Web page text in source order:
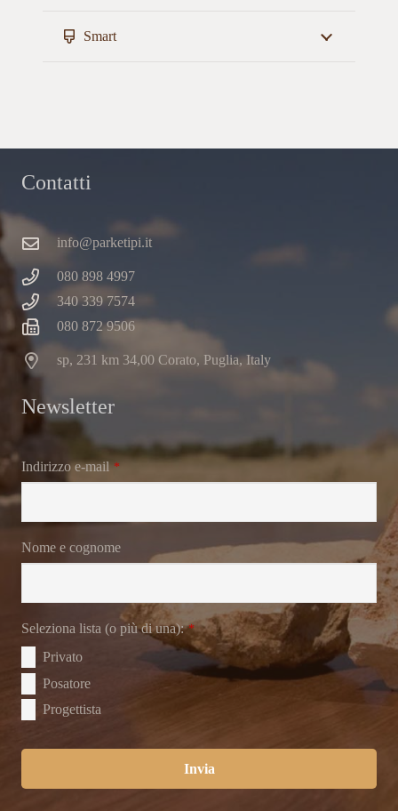
Smart
Contatti
info@parketipi.it
080 898 4997
340 339 7574
080 872 9506
sp, 231 km 34,00 Corato, Puglia, Italy
Newsletter
Indirizzo e-mail *
Nome e cognome
Seleziona lista (o più di una): *
Privato
Posatore
Progettista
Invia